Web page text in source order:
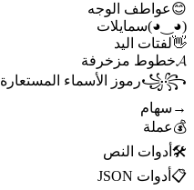
😊عواطف الوجه
(◕‿◕)سمايلات
👋لفتات اليد
𝓐خطوط مزخرفة
꧁꧂رموز الأسماء المستعارة
→ سهام
💰عملة
🛠️ أدوات النص
📋 أدوات JSON